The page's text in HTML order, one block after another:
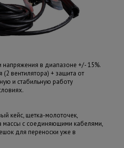
в диапазоне +/- 15%.
вентилятора) + защита от
и стабильную работу
кейс, щетка-молоточек,
массы с соединяющими кабелями,
для переноски уже в